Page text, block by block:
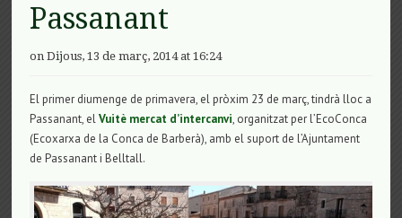
Passanant
on Dijous, 13 de març, 2014 at 16:24
El primer diumenge de primavera, el pròxim 23 de març, tindrà lloc a
Passanant, elVuitè mercat d’intercanvi, organitzat per l’EcoConca
(Ecoxarxa de la Conca de Barberà), amb el suport de l’Ajuntament
de Passanant i Belltall.